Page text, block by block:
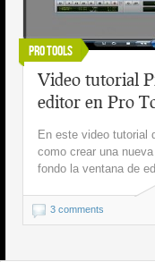
Pro Tools
Video tutorial
editor en Pro
En este video tutorial
como crear una
fondo la ventana de
3 comments